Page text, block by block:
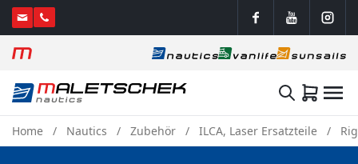
Home Nautics Zubehör ILCA, Laser Ersatzteile